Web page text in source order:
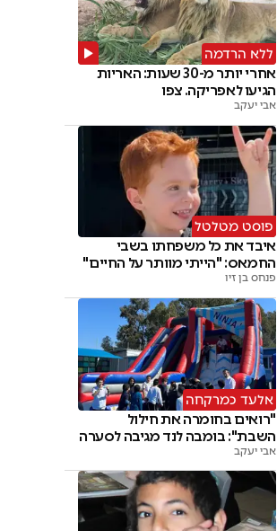
ללא הרדמה
אחרי יותר מ-30 שעות: האריות
הגיעו לאפריקה. צפו
אבי יעקב
פוסט מטלטל
איבד את כל משפחתו בשבי
החמאס: "הייתי מוותר על החיים"
פנחס בן זיו
אלעד כמרקחה
"רואים בחומרה את חילול
השבת": בומבה לנד מגיבה לסערה
אבי יעקב